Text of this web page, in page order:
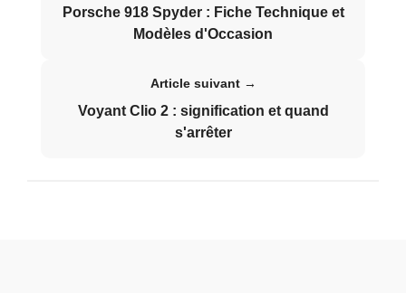
Porsche 918 Spyder : Fiche Technique et
Modèles d'Occasion
Article suivant →
Voyant Clio 2 : signification et quand
s'arrêter